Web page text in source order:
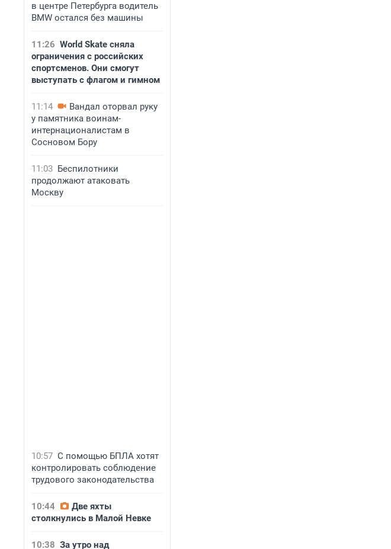
в центре Петербурга водитель
BMW остался без машины
11:26 World Skate сняла
ограничения с российских
спортсменов. Они смогут
выступать с флагом и гимном
11:14
Вандал оторвал руку
у памятника воинам-
интернационалистам в
Сосновом Бору
11:03 Беспилотники
продолжают атаковать
Москву
10:57 С помощью БПЛА хотят
контролировать соблюдение
трудового законодательства
10:44
Две яхты
столкнулись в Малой Невке
10:38 За утро над